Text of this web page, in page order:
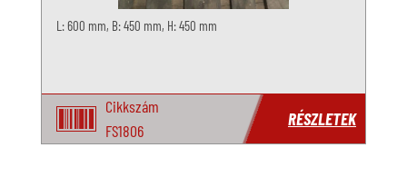
L: 600 mm, B: 450 mm, H: 450 mm
Cikkszám
FS1806
RÉSZLETEK